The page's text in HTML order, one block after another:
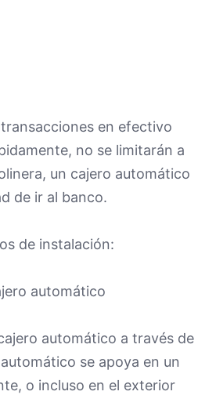
en efectivo
no se limitarán a
un cajero automático
de ir al banco.
de instalación:
automático
automático a través de
se apoya en un
o incluso en el exterior